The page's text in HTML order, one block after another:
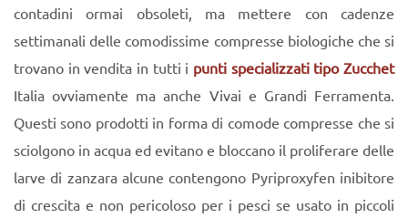
contadini ormai obsoleti, ma mettere con cadenze
settimanali delle comodissime compresse biologiche che si
trovano in vendita in tutti i punti specializzati tipo Zucchet
Italia ovviamente ma anche Vivai e Grandi Ferramenta.
Questi sono prodotti in forma di comode compresse che si
sciolgono in acqua ed evitano e bloccano il proliferare delle
larve di zanzara alcune contengono Pyriproxyfen inibitore
di crescita e non pericoloso per i pesci se usato in piccoli